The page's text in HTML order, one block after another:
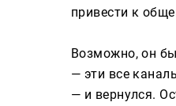
привести к
Возможно, он
— эти все
— и вернулся.